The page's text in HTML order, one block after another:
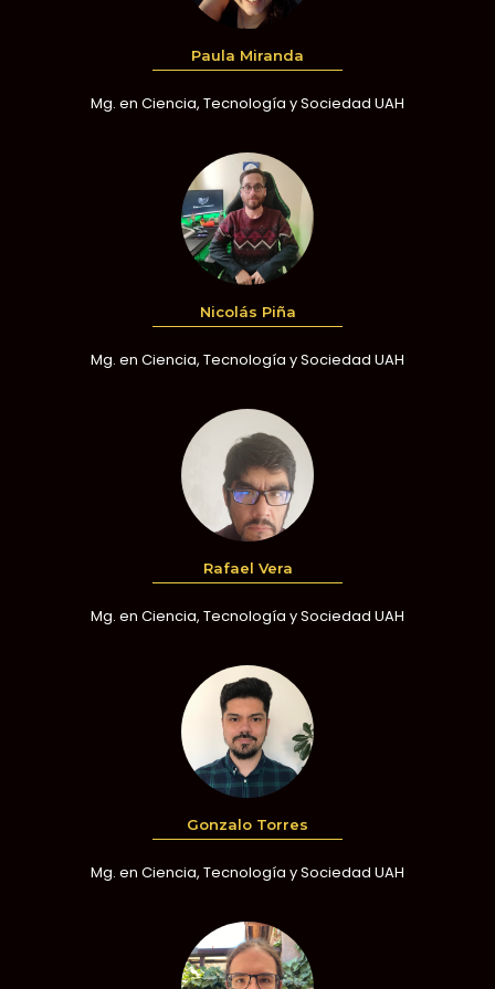
Paula Miranda
Mg. en Ciencia, Tecnología y Sociedad UAH
Nicolás Piña
Mg. en Ciencia, Tecnología y Sociedad UAH
Rafael Vera
Mg. en Ciencia, Tecnología y Sociedad UAH
Gonzalo Torres
Mg. en Ciencia, Tecnología y Sociedad UAH